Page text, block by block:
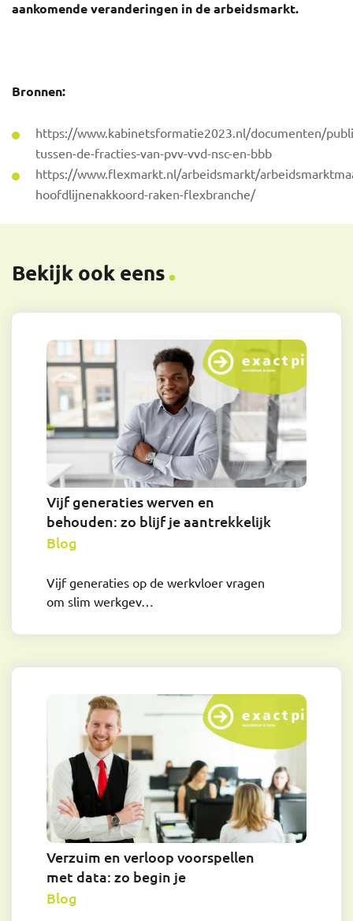
aankomende veranderingen in de arbeidsmarkt.
Bronnen:
https://www.kabinetsformatie2023.nl/documenten/
tussen-de-fracties-van-pvv-vvd-nsc-en-bbb
https://www.flexmarkt.nl/arbeidsmarkt/
hoofdlijnenakkoord-raken-flexbranche/
Bekijk ook eens
Vijf generaties werven en
behouden: zo blijf je aantrekkelijk
Blog
Vijf generaties op de werkvloer vragen
om slim werkgev…
Verzuim en verloop voorspellen
met data: zo begin je
Blog